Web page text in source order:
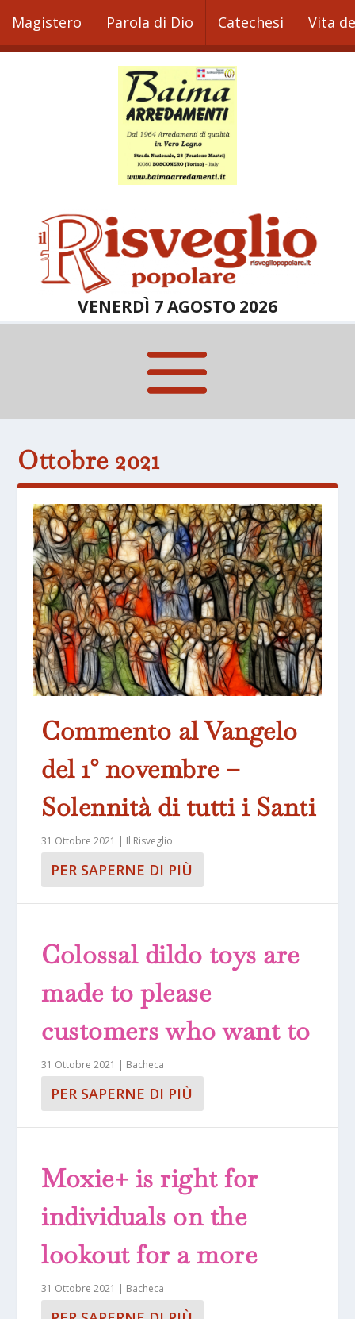
Magistero Parola di Dio Catechesi Vita
VENERDÌ 7 AGOSTO 2026
Ottobre 2021
Commento al Vangelo
del 1° novembre –
Solennità di tutti i Santi
31 Ottobre 2021 | Il Risveglio
PER SAPERNE DI PIÙ
Colossal dildo toys are
made to please
customers who want to
31 Ottobre 2021 | Bacheca
PER SAPERNE DI PIÙ
Moxie+ is right for
individuals on the
lookout for a more
31 Ottobre 2021 | Bacheca